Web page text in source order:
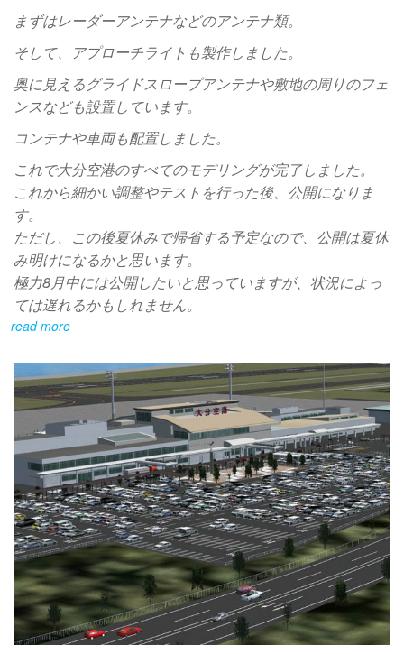
まずはレーダーアンテナなどのアンテナ類。
そして、アプローチライトも製作しました。
奥に見えるグライドスロープアンテナや敷地の周りのフェ
ンスなども設置しています。
コンテナや車両も配置しました。
これで大分空港のすべてのモデリングが完了しました。
これから細かい調整やテストを行った後、公開になりま
す。
ただし、この後夏休みで帰省する予定なので、公開は夏休
み明けになるかと思います。
極力8月中には公開したいと思っていますが、状況によっ
ては遅れるかもしれません。
read more